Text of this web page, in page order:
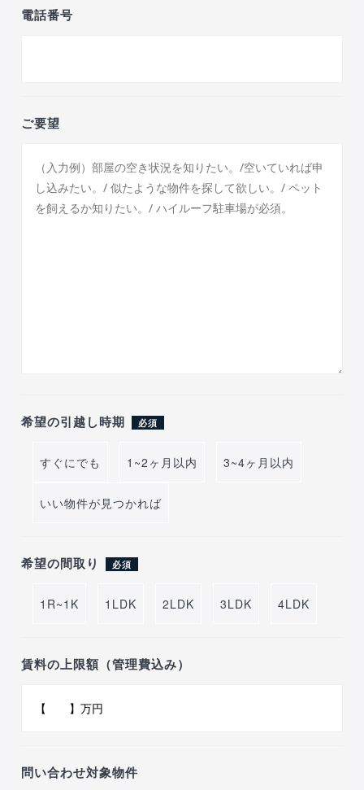
電話番号
ご要望
希望の引越し時期 必須
すぐにでも 1~2ヶ月以内 3~4ヶ月以内
いい物件が見つかれば
希望の間取り 必須
1R~1K 1LDK 2LDK 3LDK 4LDK
賃料の上限額（管理費込み）
問い合わせ対象物件